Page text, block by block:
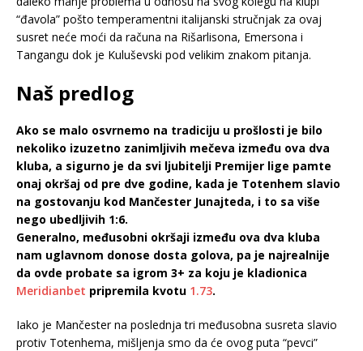
“đavola” pošto temperamentni italijanski stručnjak za ovaj
susret neće moći da računa na Rišarlisona, Emersona i
Tangangu dok je Kuluševski pod velikim znakom pitanja.
Naš predlog
Ako se malo osvrnemo na tradiciju u prošlosti je bilo
nekoliko izuzetno zanimljivih mečeva između ova dva
kluba, a sigurno je da svi ljubitelji Premijer lige pamte
onaj okršaj od pre dve godine, kada je Totenhem slavio
na gostovanju kod Mančester Junajteda, i to sa više
nego ubedljivih 1:6.
Generalno, međusobni okršaji između ova dva kluba
nam uglavnom donose dosta golova, pa je najrealnije
da ovde probate sa igrom 3+ za koju je kladionica
Meridianbet pripremila kvotu 1.73.
Iako je Mančester na poslednja tri međusobna susreta slavio
protiv Totenhema, mišljenja smo da će ovog puta “pevci”